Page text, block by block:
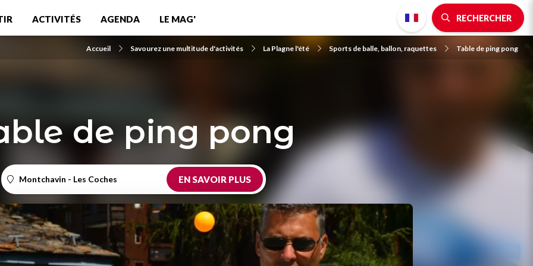
ACTIVITÉS AGENDA LE MAG' RECHERCHER
Accueil Savourez une multitude d'activités La Plagne l'été Sports de balle, ballon, raquettes Table de ping pong
de ping pong
Montchavin - Les Coches EN SAVOIR PLUS